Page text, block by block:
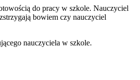
do pracy w szkole. Nauczyciel
bowiem czy nauczyciel
nauczyciela w szkole.